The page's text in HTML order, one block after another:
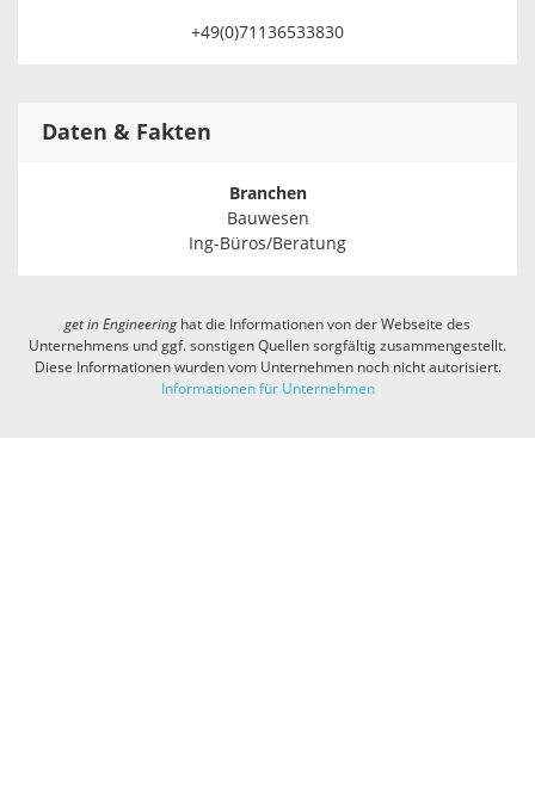
+49(0)71136533830
Daten & Fakten
Branchen
Bauwesen
Ing-Büros/Beratung
get in Engineeringhat die Informationen von der Webseite des
Unternehmens und ggf. sonstigen Quellen sorgfältig zusammengestellt.
Diese Informationen wurden vom Unternehmen noch nicht autorisiert.
Informationen für Unternehmen